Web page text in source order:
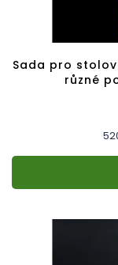
Sada pro
různé